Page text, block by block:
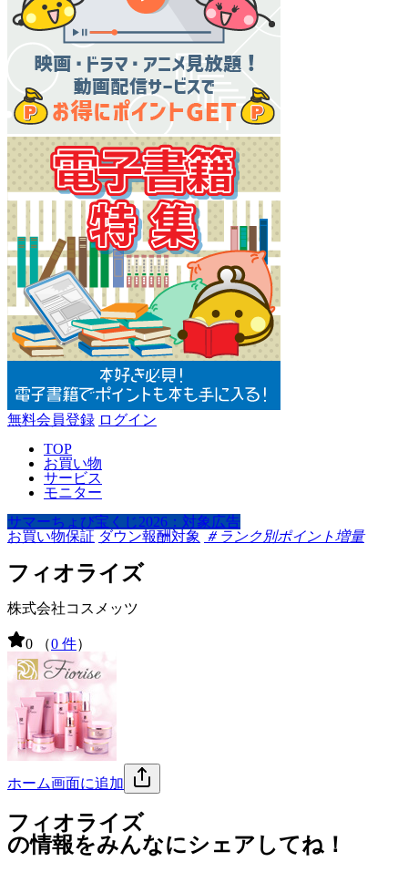
無料会員登録 ログイン
TOP
お買い物
サービス
モニター
サマーちょび宝くじ2026：対象広告
お買い物保証 ダウン報酬対象 ＃ランク別ポイント増量
フィオライズ
株式会社コスメッツ
0 （0 件）
ホーム画面に追加
フィオライズ
の情報をみんなにシェアしてね！